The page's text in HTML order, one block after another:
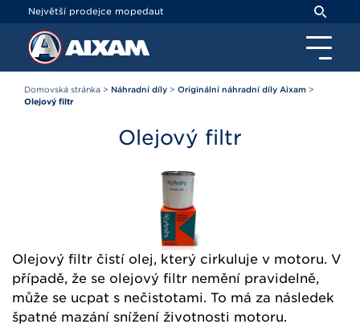
Největší prodejce mopedaut
Domovská stránka > Náhradní díly > Originální náhradní díly Aixam >
Olejový filtr
Olejový filtr
Olejový filtr čistí olej, který cirkuluje v motoru. V
případě, že se olejový filtr nemění pravidelně,
může se ucpat s nečistotami. To má za následek
špatné mazání snížení životnosti motoru.
Panel pro správu cookies